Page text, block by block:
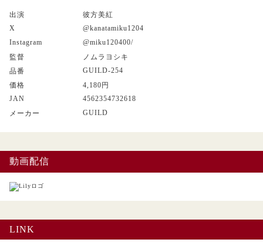
出演
彼方美紅
X
@kanatamiku1204
Instagram
@miku120400/
監督
ノムラヨシキ
品番
GUILD-254
価格
4,180円
JAN
4562354732618
メーカー
GUILD
動画配信
LINK